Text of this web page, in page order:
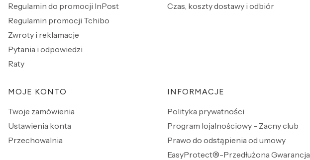
Regulamin do promocji InPost
Regulamin promocji Tchibo
Zwroty i reklamacje
Pytania i odpowiedzi
Raty
Czas, koszty dostawy i odbiór
MOJE KONTO
Twoje zamówienia
Ustawienia konta
Przechowalnia
INFORMACJE
Polityka prywatności
Program lojalnościowy - Zacny club
Prawo do odstąpienia od umowy
EasyProtect®-Przedłużona Gwarancja